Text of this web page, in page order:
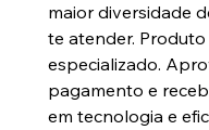
maior diversidade
te atender.
especializado.
pagamento e
em tecnologia e